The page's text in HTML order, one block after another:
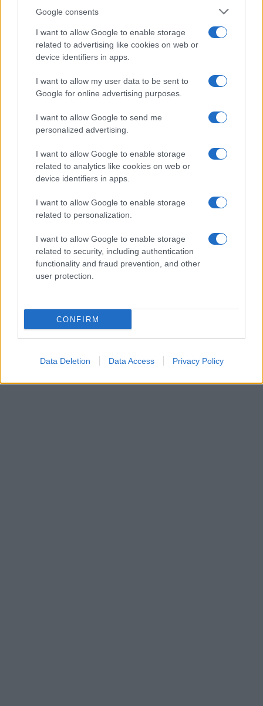
Google consents
I want to allow Google to enable storage
related to advertising like cookies on web or
device identifiers in apps.
I want to allow my user data to be sent to
Google for online advertising purposes.
I want to allow Google to send me
personalized advertising.
I want to allow Google to enable storage
related to analytics like cookies on web or
device identifiers in apps.
I want to allow Google to enable storage
related to personalization.
I want to allow Google to enable storage
related to security, including authentication
functionality and fraud prevention, and other
user protection.
CONFIRM
Data Deletion Data Access Privacy Policy
Τα άρθρα που δημοσιεύονται στο flight.com.gr
εκφράζουν τους συντάκτες τους κι όχι απαραίτητα
τον ιστότοπο. Απαγορεύεται η αναδημοσίευση
λαμβάνονται νομικά μέτρα. Ο ιστότοπος διατηρεί
το δικαίωμα ελέγχου των σχολίων, τα οποία
Χαλάνδρι · Εκδότης-Διευθυντής: Φαίδων Καραϊωσηφίδης · Αρχισυντάκτης:
Χρήστος Κτενάς · Υπεύθυνος Ύλης: Γιάννης Ρέκκας · Εμπορικά θέματα:
Χριστόφορος Χαντιώνας · Διοίκηση: Αριάδνη Καραϊωσηφίδη.